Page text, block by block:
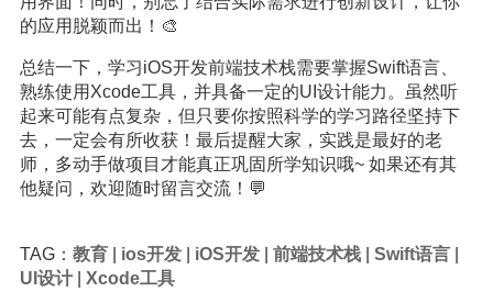
的应用脱颖而出！🎨
总结一下，学习iOS开发前端技术栈需要掌握Swift语言、
熟练使用Xcode工具，并具备一定的UI设计能力。虽然听
起来可能有点复杂，但只要你按照科学的学习路径坚持下
去，一定会有所收获！最后提醒大家，实践是最好的老
师，多动手做项目才能真正巩固所学知识哦~ 如果还有其
他疑问，欢迎随时留言交流！💬
TAG： 教育| ios开发| iOS开发| 前端技术栈| Swift语言|
UI设计| Xcode工具